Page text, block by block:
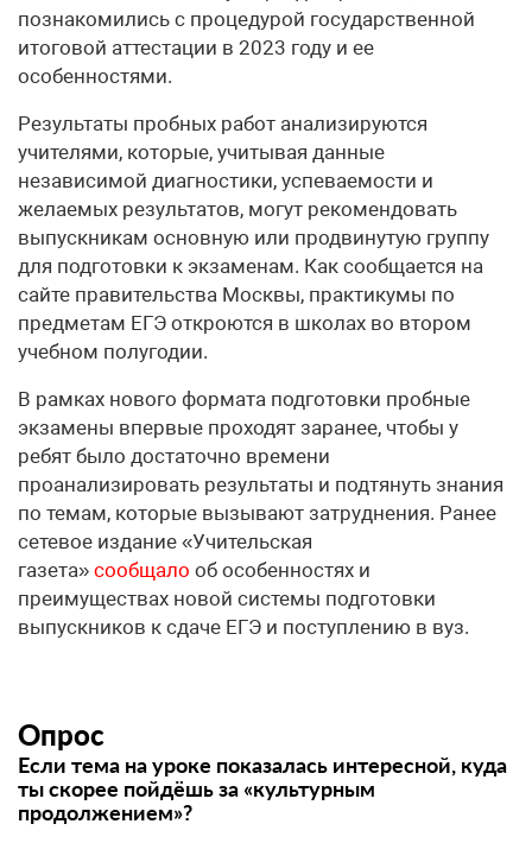
познакомились с процедурой государственной
итоговой аттестации в 2023 году и ее
особенностями.
Результаты пробных работ анализируются
учителями, которые, учитывая данные
независимой диагностики, успеваемости и
желаемых результатов, могут рекомендовать
выпускникам основную или продвинутую группу
для подготовки к экзаменам. Как сообщается на
сайте правительства Москвы, практикумы по
предметам ЕГЭ откроются в школах во втором
учебном полугодии.
В рамках нового формата подготовки пробные
экзамены впервые проходят заранее, чтобы у
ребят было достаточно времени
проанализировать результаты и подтянуть знания
по темам, которые вызывают затруднения. Ранее
сетевое издание «Учительская
газета» сообщало об особенностях и
преимуществах новой системы подготовки
выпускников к сдаче ЕГЭ и поступлению в вуз.
Опрос
Если тема на уроке показалась интересной, куда
ты скорее пойдёшь за «культурным
продолжением»?